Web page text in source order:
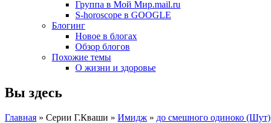
Группа в Мой Мир.mail.ru
S-horoscope в GOOGLE
Блогинг
Новое в блогах
Обзор блогов
Похожие темы
О жизни и здоровье
Вы здесь
Главная » Серии Г.Кваши » Имидж » до смешного одиноко (Шут)